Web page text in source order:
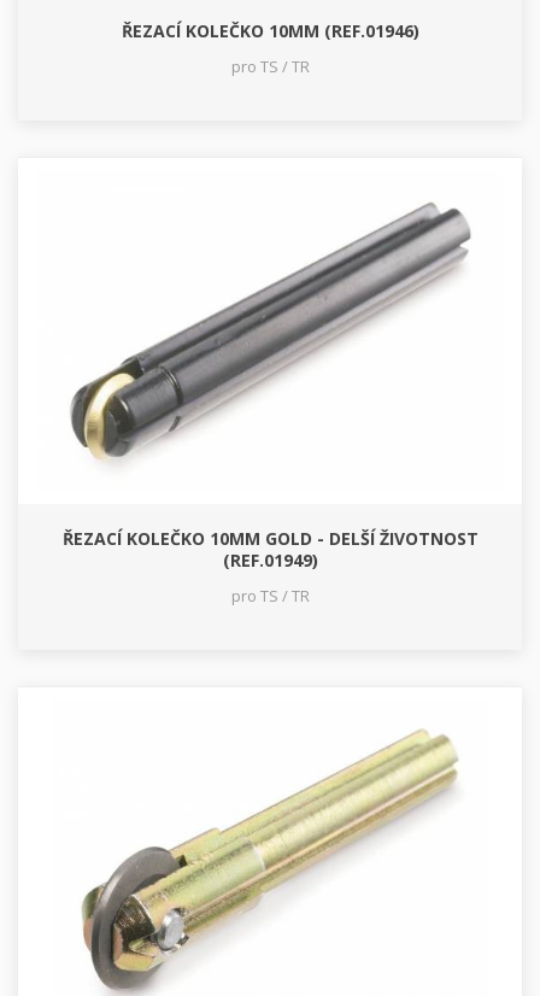
ŘEZACÍ KOLEČKO 10MM (REF.01946)
pro TS / TR
ŘEZACÍ KOLEČKO 10MM GOLD - DELŠÍ ŽIVOTNOST
(REF.01949)
pro TS / TR